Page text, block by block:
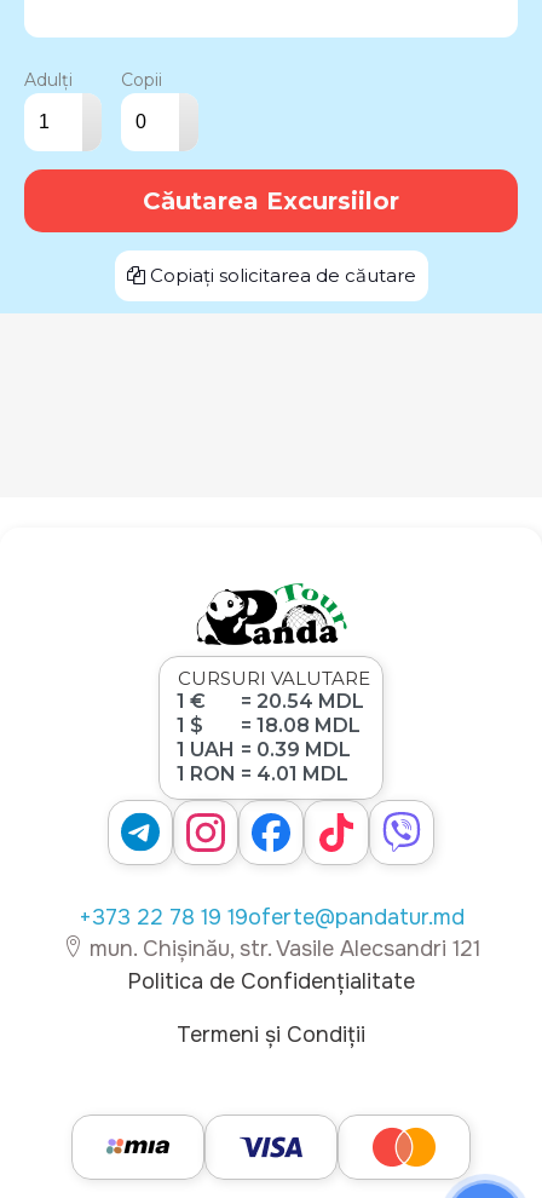
Adulți Copii
Căutarea Excursiilor
Copiați solicitarea de căutare
CURSURI VALUTARE
1 €
= 20.54 MDL
1 $
= 18.08 MDL
1 UAH = 0.39 MDL
1 RON = 4.01 MDL
+373 22 78 19 19oferte@pandatur.md
mun. Chișinău, str. Vasile Alecsandri 121
Politica de Confidențialitate
Termeni și Condiții